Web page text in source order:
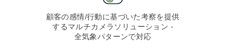
顧客の感情/行動に基づいた考察を提供
するマルチカメラソリューション -
全気象パターンで対応